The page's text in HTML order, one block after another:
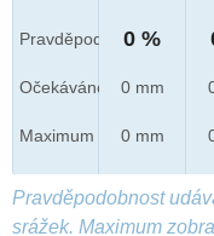
Pravděpod.
Očekáváno
Maximum
0 %
0 mm
0 mm
Pravděpodobnost
srážek. Maximum